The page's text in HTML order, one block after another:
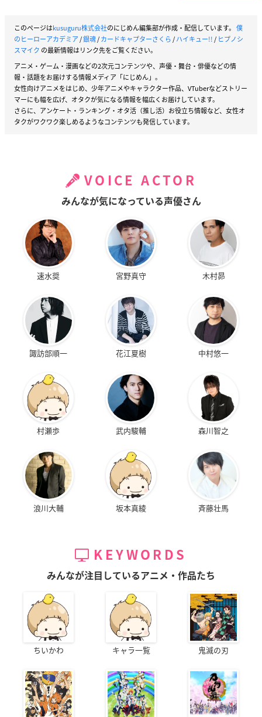
このページはkusuguru株式会社のにじめん編集部が作成・配信しています。 僕
のヒーローアカデミア/銀魂/カードキャプターさくら/ハイキュー!!/ ヒプノシ
スマイク の最新情報はリンク先をご覧ください。
アニメ・ゲーム・漫画などの2次元コンテンツや、声優・舞台・俳優などの情
報・話題をお届けする情報メディア「にじめん」。
女性向けアニメをはじめ、少年アニメやキャラクター作品、VTuberなどストリー
マーにも幅を広げ、オタクが気になる情報を幅広くお届けしています。
さらに、アンケート・ランキング・オタ活（推し活）お役立ち情報など、女性オ
タクがワクワク楽しめるようなコンテンツも発信しています。
VOICE ACTOR
みんなが気になっている声優さん
速水奨 宮野真守 木村昴
諏訪部順一 花江夏樹 中村悠一
村瀬歩 武内駿輔 森川智之
浪川大輔 坂本真綾 斉藤壮馬
KEYWORDS
みんなが注目しているアニメ・作品たち
ちいかわ キャラ一覧 鬼滅の刃